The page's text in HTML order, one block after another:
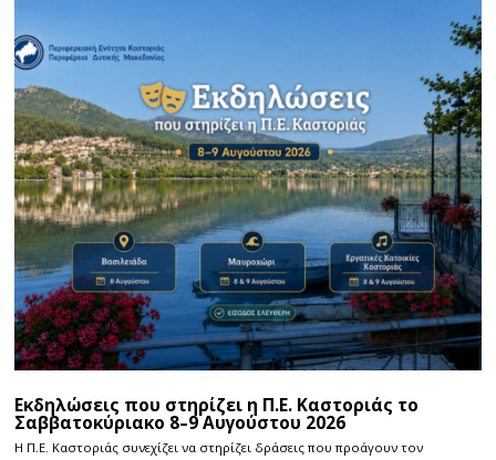
Εκδηλώσεις που στηρίζει η Π.Ε. Καστοριάς το
Σαββατοκύριακο 8–9 Αυγούστου 2026
Η Π.E. Καστοριάς συνεχίζει να στηρίζει δράσεις που προάγουν τον